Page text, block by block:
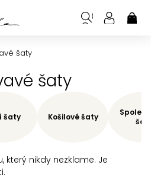
šaty
šaty
který nikdy nezklame. Je
šaty Košilové šaty